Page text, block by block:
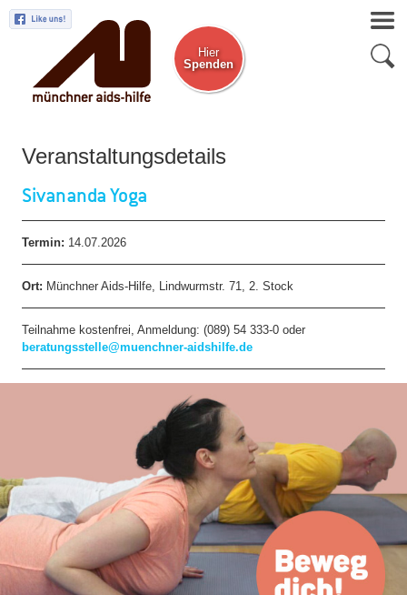
Hier
Spenden
Veranstaltungsdetails
Sivananda Yoga
Termin: 14.07.2026
Ort: Münchner Aids-Hilfe, Lindwurmstr. 71, 2. Stock
Teilnahme kostenfrei, Anmeldung: (089) 54 333-0 oder
beratungsstelle@muenchner-aidshilfe.de